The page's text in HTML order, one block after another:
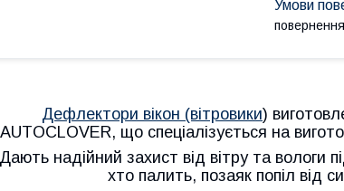
Дефлектори вікон (вітровики)
AUTOCLOVER, що спеціалізується на
Дають надійний захист від вітру та вологи
хто палить, позаяк попіл від